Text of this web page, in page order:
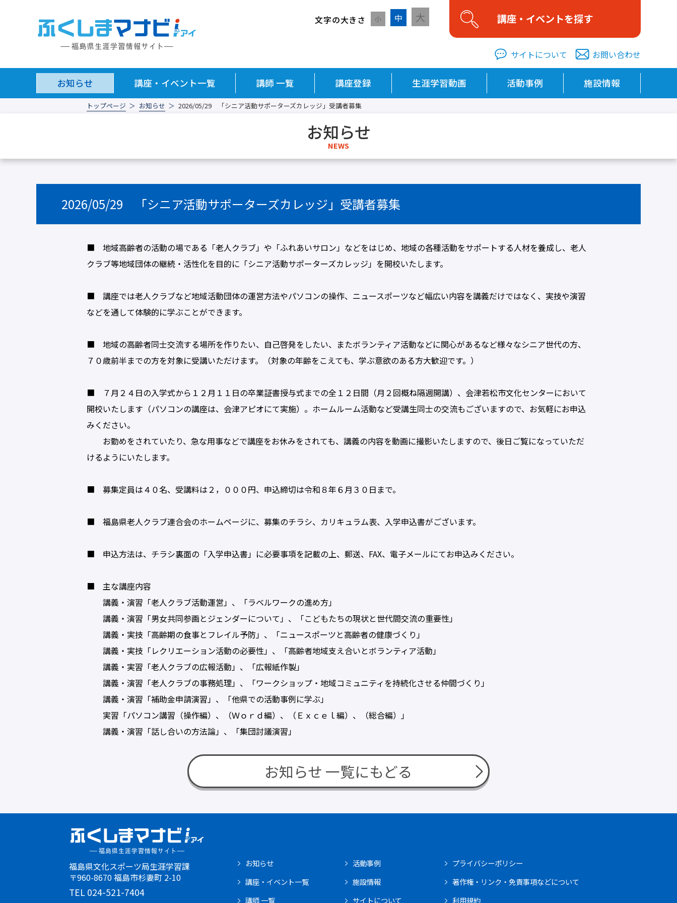
文字の大きさ 小 中 大 講座・イベントを探す
カテゴリを選択する
家庭・地域
社会・経済 自然・科学
講座 イベント
終了講座・終了イベントを非表示
サイトについて お問い合わせ
お知らせ 講座・イベント一覧 講師 一覧 講座登録 生涯学習動画 活動事例 施設情報
トップページ お知らせ 2026/05/29 「シニア活動サポーターズカレッジ」受講者募集
お知らせ
NEWS
2026/05/29 「シニア活動サポーターズカレッジ」受講者募集
■ 地域高齢者の活動の場である「老人クラブ」や「ふれあいサロン」などをはじめ、地域の各種活動をサポートする人材を養成し、老人
クラブ等地域団体の継続・活性化を目的に「シニア活動サポーターズカレッジ」を開校いたします。
■ 講座では老人クラブなど地域活動団体の運営方法やパソコンの操作、ニュースポーツなど幅広い内容を講義だけではなく、実技や演習
などを通して体験的に学ぶことができます。
■ 地域の高齢者同士交流する場所を作りたい、自己啓発をしたい、またボランティア活動などに関心があるなど様々なシニア世代の方、
７０歳前半までの方を対象に受講いただけます。（対象の年齢をこえても、学ぶ意欲のある方大歓迎です。）
■ ７月２４日の入学式から１２月１１日の卒業証書授与式までの全１２日間（月２回概ね隔週開講）、会津若松市文化センターにおいて
開校いたします（パソコンの講座は、会津アピオにて実施）。ホームルーム活動など受講生同士の交流もございますので、お気軽にお申込
みください。
お勤めをされていたり、急な用事などで講座をお休みをされても、講義の内容を動画に撮影いたしますので、後日ご覧になっていただ
けるようにいたします。
■ 募集定員は４０名、受講料は２，０００円、申込締切は令和８年６月３０日まで。
■ 福島県老人クラブ連合会のホームページに、募集のチラシ、カリキュラム表、入学申込書がございます。
■ 申込方法は、チラシ裏面の「入学申込書」に必要事項を記載の上、郵送、FAX、電子メールにてお申込みください。
■ 主な講座内容
講義・演習「老人クラブ活動運営」、「ラベルワークの進め方」
講義・演習「男女共同参画とジェンダーについて」、「こどもたちの現状と世代間交流の重要性」
講義・実技「高齢期の食事とフレイル予防」、「ニュースポーツと高齢者の健康づくり」
講義・実技「レクリエーション活動の必要性」、「高齢者地域支え合いとボランティア活動」
講義・実習「老人クラブの広報活動」、「広報紙作製」
講義・演習「老人クラブの事務処理」、「ワークショップ・地域コミュニティを持続化させる仲間づくり」
講義・演習「補助金申請演習」、「他県での活動事例に学ぶ」
実習「パソコン講習（操作編）、（Ｗｏｒｄ編）、（Ｅｘｃｅｌ編）、（総合編）」
講義・演習「話し合いの方法論」、「集団討議演習」
お知らせ 一覧にもどる
福島県文化スポーツ局生涯学習課
〒960-8670 福島市杉妻町 2-10
TEL 024-521-7404
お知らせ
講座・イベント一覧
講師 一覧
活動事例
施設情報
サイトについて
プライバシーポリシー
著作権・リンク・免責事項などについて
利用規約